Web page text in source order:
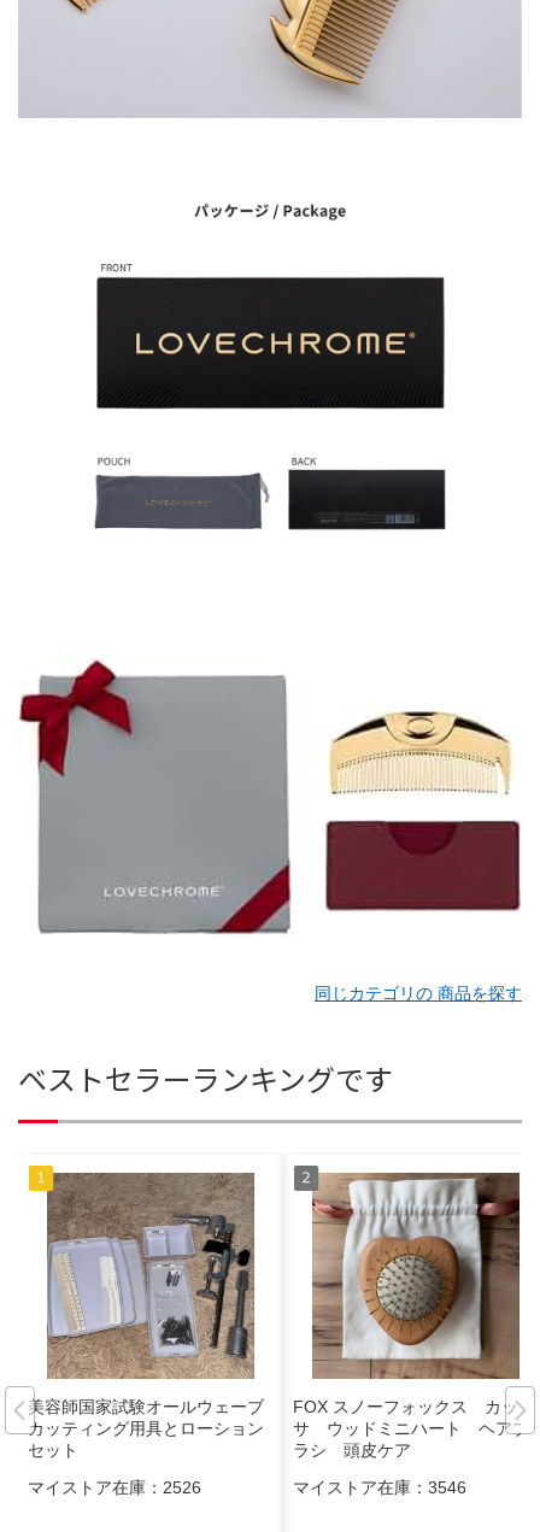
同じカテゴリの 商品を探す
ベストセラーランキングです
美容師国家試験オールウェーブ
カッティング用具とローション
セット
マイストア在庫： 2526
FOX スノーフォックス カッ
サ ウッドミニハート ヘアブ
ラシ 頭皮ケア
マイストア在庫： 3546